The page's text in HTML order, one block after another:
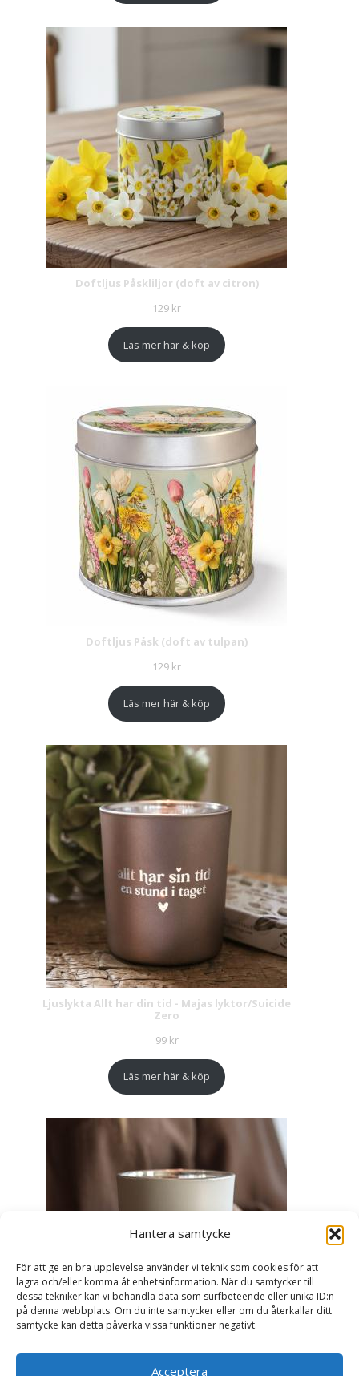
Hantera samtycke
För att ge en bra upplevelse använder vi teknik som cookies för att
lagra och/eller komma åt enhetsinformation. När du samtycker till
dessa tekniker kan vi behandla data som surfbeteende eller unika ID:n
på denna webbplats. Om du inte samtycker eller om du återkallar ditt
samtycke kan detta påverka vissa funktioner negativt.
Acceptera
Doftljus Påskliljor (doft av citron)
129 kr
Läs mer här & köp
Doftljus Påsk (doft av tulpan)
129 kr
Läs mer här & köp
Ljuslykta Allt har din tid - Majas lyktor/Suicide
Zero
99 kr
Läs mer här & köp
Ljuslykta Älskade Farmor - Majas lyktor/